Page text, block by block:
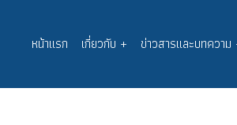
Main
navigation
หน้าแรก เกี่ยวกับ + ข่าวสารและบทความ